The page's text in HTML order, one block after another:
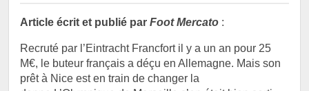
Article écrit et publié par Foot Mercato :
Recruté par l’Eintracht Francfort il y a un an pour 25
M€, le buteur français a déçu en Allemagne. Mais son
prêt à Nice est en train de changer la